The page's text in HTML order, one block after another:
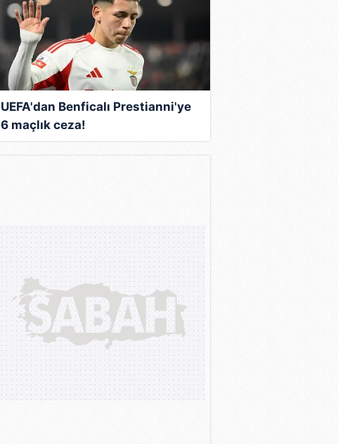
UEFA'dan Benficalı Prestianni'ye
6 maçlık ceza!